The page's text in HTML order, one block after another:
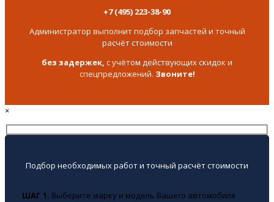
+7 (495) 223-38-90
Администратор выполнит подбор запчастей и точный
расчёт стоимости
без задержек, с учётом действующих скидок и
спецпредложений. Звоните!
×
Подбор необходимых работ и точный расчёт стоимости
ШАГ 1. Выберите марку и модель Вашего автомобиля